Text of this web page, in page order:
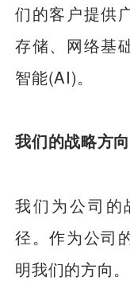
们的客户提供
存储、网络基
智能(AI)。
我们的战略方向
我们为公司的
径。作为公司
明我们的方向。